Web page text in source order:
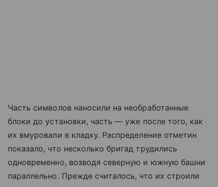
Часть символов наносили на необработанные
блоки до установки, часть — уже после того, как
их вмуровали в кладку. Распределение отметин
показало, что несколько бригад трудились
одновременно, возводя северную и южную башни
параллельно. Прежде считалось, что их строили